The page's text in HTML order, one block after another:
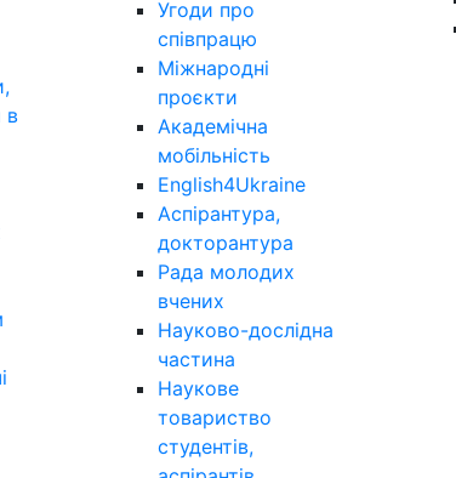
в
Угоди про
співпрацю
Міжнародні
проєкти
Академічна
мобільність
English4Ukraine
Аспірантура,
докторантура
Рада молодих
вчених
Науково-дослідна
частина
Наукове
товариство
студентів,